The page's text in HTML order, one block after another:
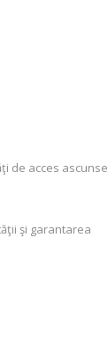
de acces ascunse
şi garantarea